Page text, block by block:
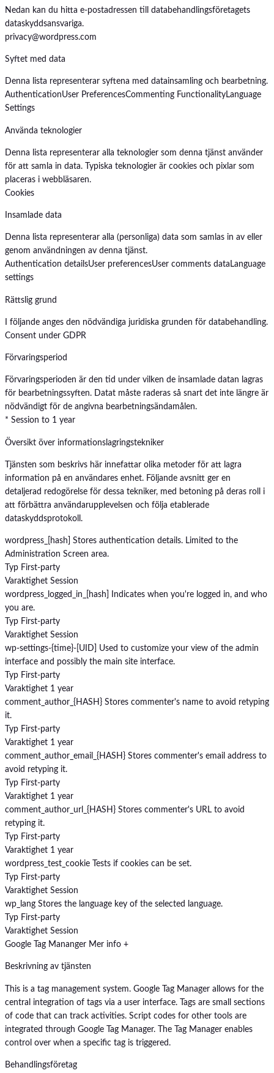
Nedan kan du hitta e-postadressen till databehandlingsföretagets
dataskyddsansvariga.
privacy@wordpress.com
Syftet med data
Denna lista representerar syftena med datainsamling och bearbetning.
AuthenticationUser PreferencesCommenting FunctionalityLanguage
Settings
Använda teknologier
Denna lista representerar alla teknologier som denna tjänst använder
för att samla in data. Typiska teknologier är cookies och pixlar som
placeras i webbläsaren.
Cookies
Insamlade data
Denna lista representerar alla (personliga) data som samlas in av eller
genom användningen av denna tjänst.
Authentication detailsUser preferencesUser comments data Language
settings
Rättslig grund
I följande anges den nödvändiga juridiska grunden för databehandling.
Consent under GDPR
Förvaringsperiod
Förvaringsperioden är den tid under vilken de insamlade datan lagras
för bearbetningssyften. Datat måste raderas så snart det inte längre är
nödvändigt för de angivna bearbetningsändamålen.
* Session to 1 year
Översikt över informationslagringstekniker
Tjänsten som beskrivs här innefattar olika metoder för att lagra
information på en användares enhet. Följande avsnitt ger en
detaljerad redogörelse för dessa tekniker, med betoning på deras roll i
att förbättra användarupplevelsen och följa etablerade
dataskyddsprotokoll.
wordpress_[hash]
Stores authentication details. Limited to the
Administration Screen area.
Typ First-party
Varaktighet Session
wordpress_logged_in_[hash]
Indicates when you're logged in, and who
you are.
Typ First-party
Varaktighet Session
wp-settings-{time}-[UID]
Used to customize your view of the admin
interface and possibly the main site interface.
Typ First-party
Varaktighet 1 year
comment_author_{HASH} Stores commenter's name to avoid retyping
it.
Typ First-party
Varaktighet 1 year
comment_author_email_{HASH} Stores commenter's email address to
avoid retyping it.
Typ First-party
Varaktighet 1 year
comment_author_url_{HASH} Stores commenter's URL to avoid
retyping it.
Typ First-party
Varaktighet 1 year
wordpress_test_cookie
Tests if cookies can be set.
Typ First-party
Varaktighet Session
wp_lang Stores the language key of the selected language.
Typ First-party
Varaktighet Session
Google Tag Mananger Mer info +
Beskrivning av tjänsten
This is a tag management system. Google Tag Manager allows for the
central integration of tags via a user interface. Tags are small sections
of code that can track activities. Script codes for other tools are
integrated through Google Tag Manager. The Tag Manager enables
control over when a specific tag is triggered.
Behandlingsföretag